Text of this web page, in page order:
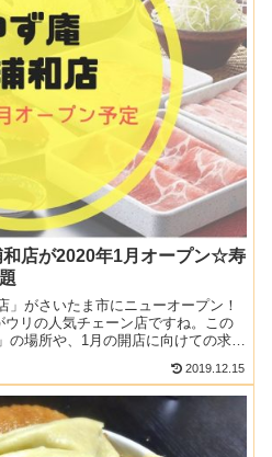
和店が2020年1月オープン☆寿
がさいたま市にニューオープン！
リの人気チェーン店ですね。この
場所や、1月の開店に向けての求人
2019.12.15